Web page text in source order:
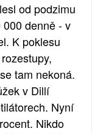
od podzimu
denně - v
K poklesu
tam nekoná.
v Dillí
Nyní
Nikdo